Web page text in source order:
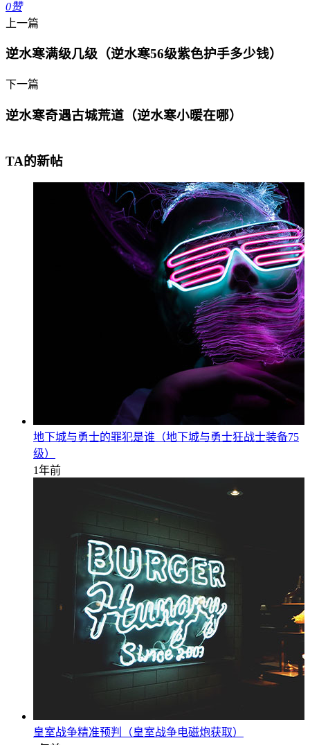
0赞
上一篇
逆水寒满级几级（逆水寒56级紫色护手多少钱）
下一篇
逆水寒奇遇古城荒道（逆水寒小暖在哪）
TA的新帖
地下城与勇士的罪犯是谁（地下城与勇士狂战士装备75
级）
1年前
皇室战争精准预判（皇室战争电磁炮获取）